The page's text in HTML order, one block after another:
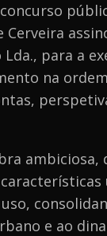
Cerveira
para a
na
e ao